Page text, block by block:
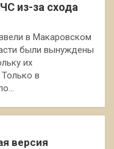
из-за схода
в Макаровском
были вынуждены
их
в
версия